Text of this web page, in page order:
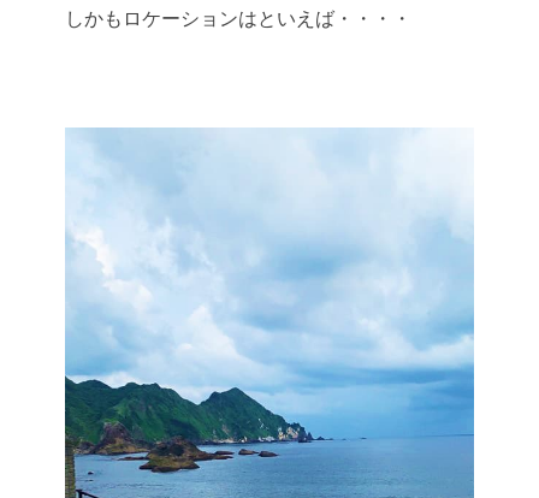
しかもロケーションはといえば・・・・